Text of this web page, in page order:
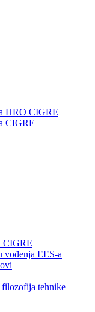
HRO CIGRE
CIGRE
CIGRE
vođenja EES-a
tehnike